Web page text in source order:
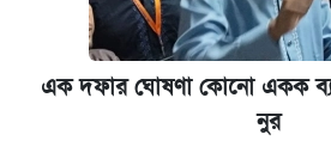
এক দফার ঘোষণা কোনো একক
নুর